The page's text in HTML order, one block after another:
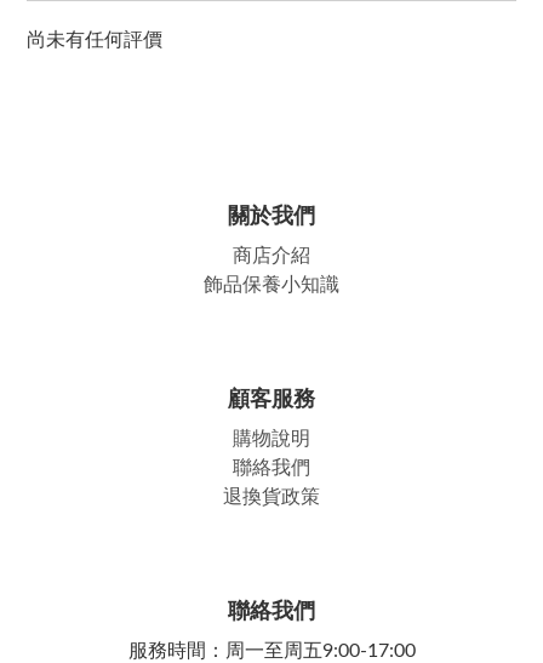
尚未有任何評價
關於我們
商店介紹
飾品保養小知識
顧客服務
購物說明
聯絡我們
退換貨政策
聯絡我們
服務時間：周一至周五9:00-17:00